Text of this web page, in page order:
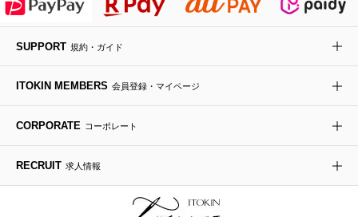
デニムジャケット
ダウンジャケット・コート
手袋
チャーム・ストラップ
ボディバッグ・メッセンジャーバッグ
トラベルバッグ
ローファー
ドレスシューズ
ラナンキュラス
ポプリアレンジ＆フレグランス
SUPPORT 規約・ガイド
ITOKIN MEMBERS 会員登録・マイページ
CORPORATE コーポレート
RECRUIT 求人情報